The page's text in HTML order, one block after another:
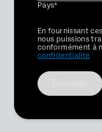
Pays*
Privacy
Optin
En fournissant
nous puissions
conformément à
confidentialité